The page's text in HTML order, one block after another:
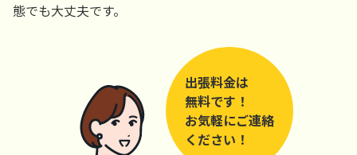
態でも大丈夫です。
出張料金は
無料です！
お気軽にご連絡
ください！